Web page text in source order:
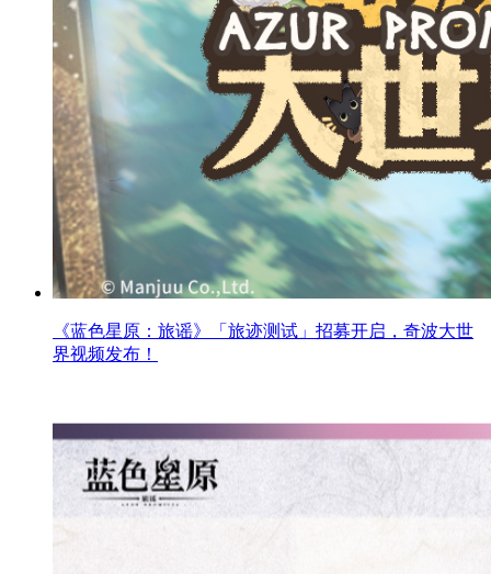
《蓝色星原：旅谣》「旅迹测试」招募开启，奇波大世
界视频发布！